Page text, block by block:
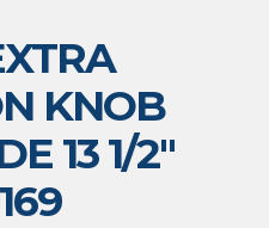
KNOB
13 1/2″